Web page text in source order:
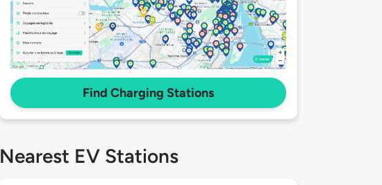
Find Charging Stations
Nearest EV Stations